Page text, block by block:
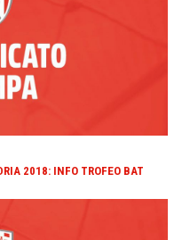
2018: INFO TROFEO BAT